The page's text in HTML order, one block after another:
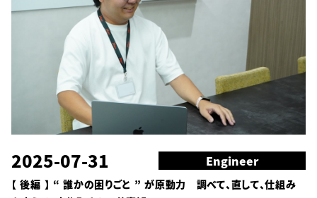
2025-07-31 Engineer
【 後編 】 “ 誰かの困りごと ” が原動力 調べて、直して、仕組み